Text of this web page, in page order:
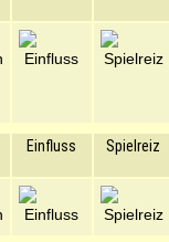
Einfluss Spielreiz